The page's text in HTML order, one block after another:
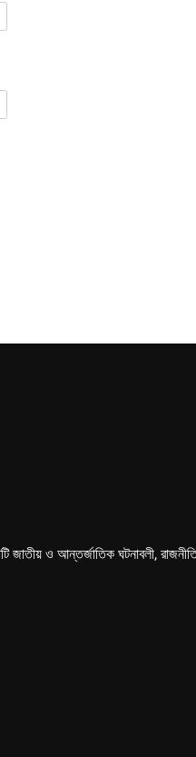
ও আন্তর্জাতিক ঘটনাবলী,